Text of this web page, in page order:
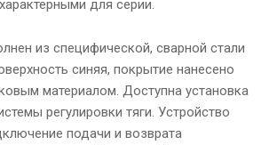
для серии.
из специфической, сварной стали
синяя, покрытие нанесено
материалом. Доступна установка
регулировки тяги. Устройство
подачи и возврата